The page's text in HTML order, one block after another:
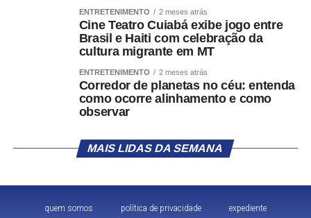
Gestão pelas unidades da Justiça Eleitoral
Eleitoral, os Tribunais Regionais Eleitorais e os juízos
eleitorais poderão gerenciar as denúncias recebidas por
meio de diferentes perfis de acesso, como administrador,
configurar regras para encaminhar automaticamente as
ENTRETENIMENTO 2 meses atrás
Cine Teatro Cuiabá exibe jogo entre
Brasil e Haiti com celebração da
cultura migrante em MT
ENTRETENIMENTO 2 meses atrás
Corredor de planetas no céu: entenda
como ocorre alinhamento e como
observar
MAIS LIDAS DA SEMANA
quem somos política de privacidade expediente